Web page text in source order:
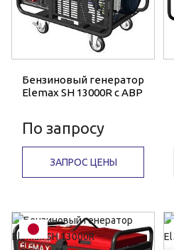
Бензиновый генератор
Elemax SH 13000R с АВР
По запросу
ЗАПРОС ЦЕНЫ